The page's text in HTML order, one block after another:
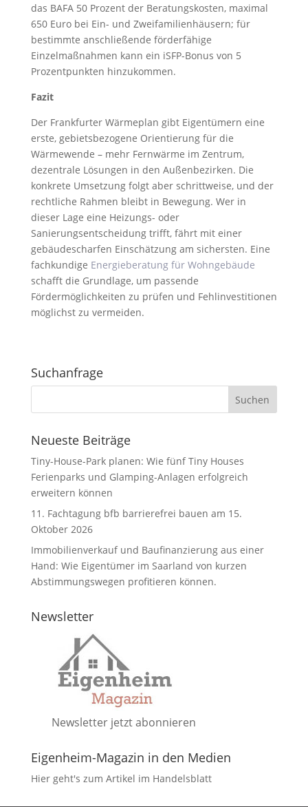
das BAFA 50 Prozent der Beratungskosten, maximal
650 Euro bei Ein- und Zweifamilienhäusern; für
bestimmte anschließende förderfähige
Einzelmaßnahmen kann ein iSFP-Bonus von 5
Prozentpunkten hinzukommen.
Fazit
Der Frankfurter Wärmeplan gibt Eigentümern eine
erste, gebietsbezogene Orientierung für die
Wärmewende – mehr Fernwärme im Zentrum,
dezentrale Lösungen in den Außenbezirken. Die
konkrete Umsetzung folgt aber schrittweise, und der
rechtliche Rahmen bleibt in Bewegung. Wer in
dieser Lage eine Heizungs- oder
Sanierungsentscheidung trifft, fährt mit einer
gebäudescharfen Einschätzung am sichersten. Eine
fachkundige Energieberatung für Wohngebäude
schafft die Grundlage, um passende
Fördermöglichkeiten zu prüfen und Fehlinvestitionen
möglichst zu vermeiden.
Suchanfrage
Neueste Beiträge
Tiny-House-Park planen: Wie fünf Tiny Houses
Ferienparks und Glamping-Anlagen erfolgreich
erweitern können
11. Fachtagung bfb barrierefrei bauen am 15.
Oktober 2026
Immobilienverkauf und Baufinanzierung aus einer
Hand: Wie Eigentümer im Saarland von kurzen
Abstimmungswegen profitieren können.
Newsletter
Newsletter jetzt abonnieren
Eigenheim-Magazin in den Medien
Hier geht's zum Artikel im Handelsblatt